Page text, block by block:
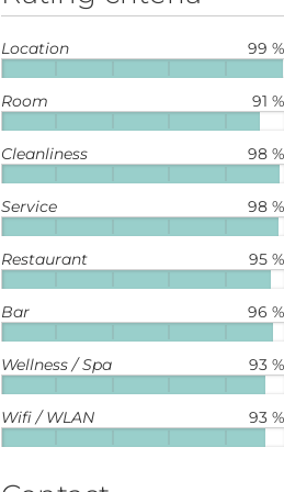
99 %
Location
91 %
Room
98 %
Cleanliness
98 %
Service
95 %
Restaurant
96 %
Bar
93 %
Wellness / Spa
93 %
Wifi / WLAN